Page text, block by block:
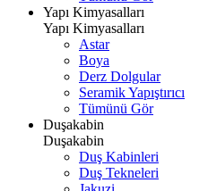
Yapı Kimyasalları
Yapı Kimyasalları
Astar
Boya
Derz Dolgular
Seramik Yapıştırıcı
Tümünü Gör
Duşakabin
Duşakabin
Duş Kabinleri
Duş Tekneleri